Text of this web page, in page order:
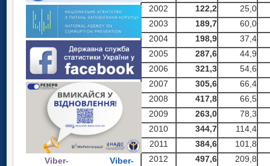
Viber-
Viber-
2002
122,2
25,0
2003
189,7
60,0
2004
198,9
37,4
2005
287,6
44,9
2006
321,3
54,6
2007
305,6
66,4
2008
417,8
66,5
2009
263,0
78,3
2010
344,7
114,4
2011
384,6
101,8
2012
497,6
209,8